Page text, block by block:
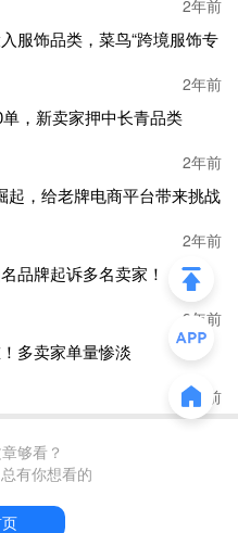
看出其网页设计非常简
自带的模板，此外并没
还是将成交的重点放在了Ti
主要销售渠道依然是直播
。数据显示，近30天ABC C
直播平均时长6个半小时，
，就必须考虑时差问题。经
平均
2年前
服饰品类，菜鸟“跨境服饰专
2年前
，新卖家押中长青品类
2年前
起，给老牌电商平台带来挑战
2年前
品牌起诉多名卖家！
2年前
多卖家单量惨淡
2年前
够看？
有你想看的